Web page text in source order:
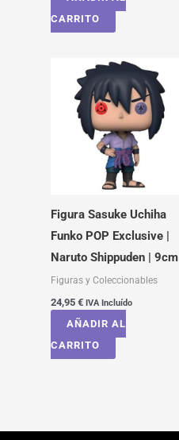
CARRITO
Figura Sasuke Uchiha
Funko POP Exclusive |
Naruto Shippuden | 9cm
Figuras y Coleccionables
24,95 € IVA Incluído
AÑADIR AL
CARRITO